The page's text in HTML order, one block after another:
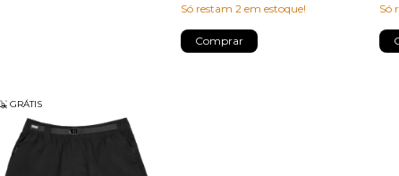
Só restam 2 em estoque!
Comprar
Só
GRÁTIS